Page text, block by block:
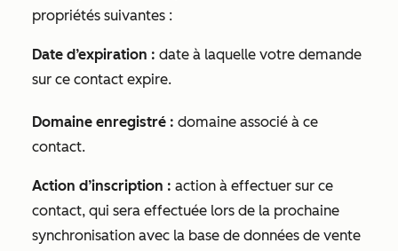
propriétés suivantes :
Date d’expiration : date à laquelle votre demande
sur ce contact expire.
Domaine enregistré : domaine associé à ce
contact.
Action d’inscription : action à effectuer sur ce
contact, qui sera effectuée lors de la prochaine
synchronisation avec la base de données de vente